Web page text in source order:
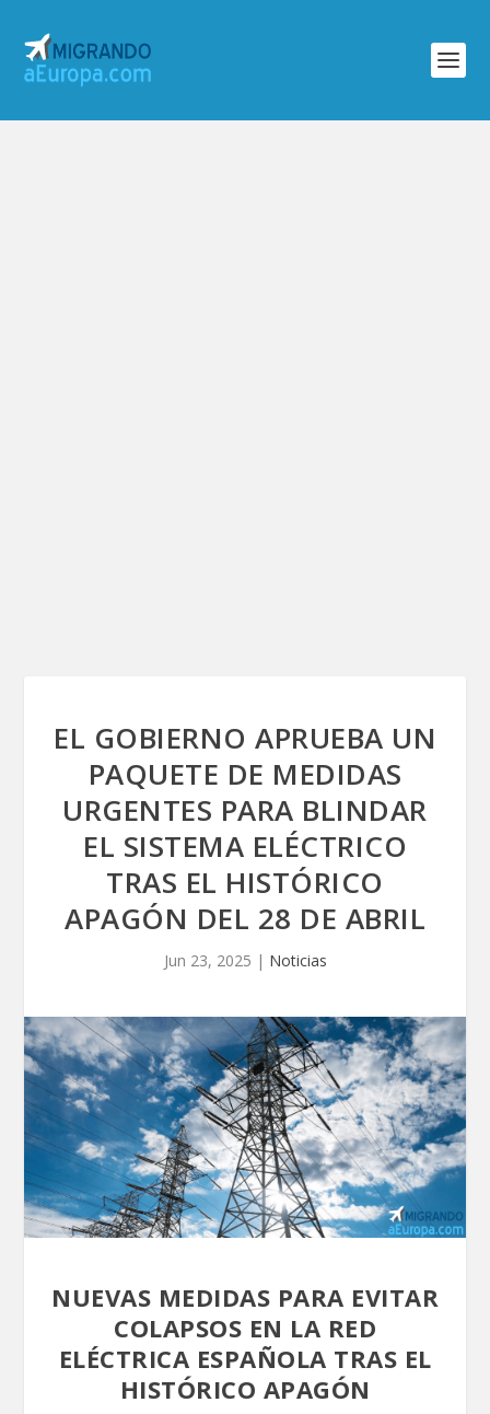
EL GOBIERNO APRUEBA UN
PAQUETE DE MEDIDAS
URGENTES PARA BLINDAR
EL SISTEMA ELÉCTRICO
TRAS EL HISTÓRICO
APAGÓN DEL 28 DE ABRIL
Jun 23, 2025 | Noticias
NUEVAS MEDIDAS PARA EVITAR
COLAPSOS EN LA RED
ELÉCTRICA ESPAÑOLA TRAS EL
HISTÓRICO APAGÓN